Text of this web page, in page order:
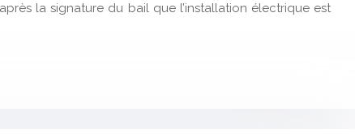
la signature du bail que l’installation électrique est